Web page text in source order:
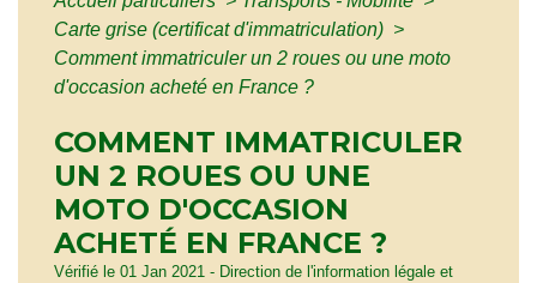
Carte grise (certificat d'immatriculation) >
Comment immatriculer un 2 roues ou une moto
d'occasion acheté en France ?
COMMENT IMMATRICULER
UN 2 ROUES OU UNE
MOTO D'OCCASION
ACHETÉ EN FRANCE ?
Vérifié le 01 Jan 2021 - Direction de l'information légale et